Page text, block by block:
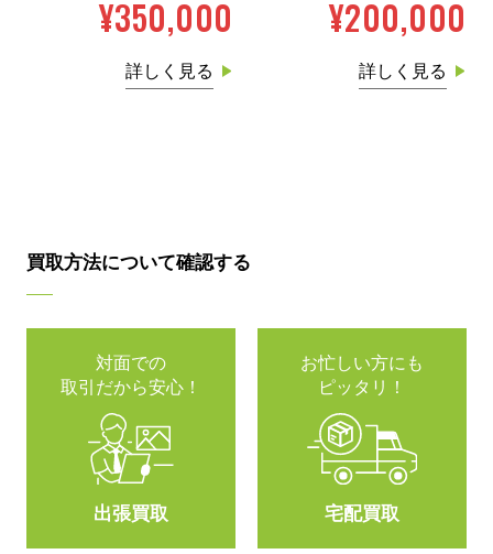
¥350,000
詳しく見る
¥200,000
詳しく見る
買取方法について確認する
対面での
取引だから安心！
出張買取
お忙しい方にも
ピッタリ！
宅配買取